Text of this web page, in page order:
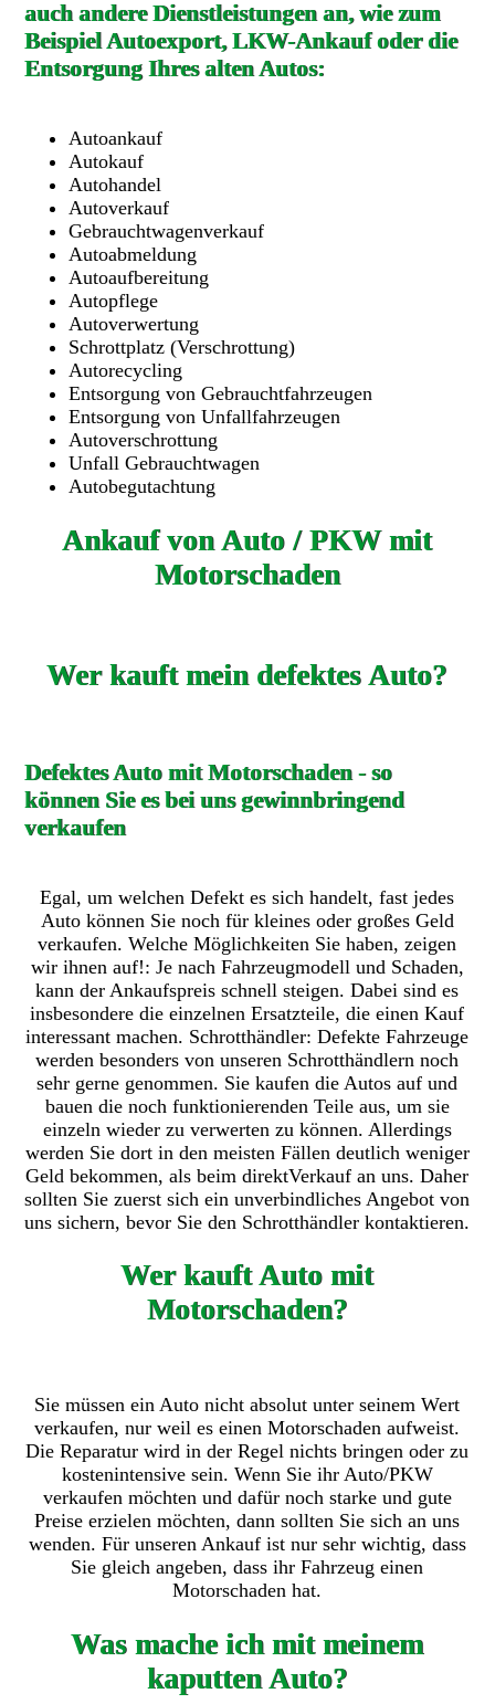
auch andere Dienstleistungen an, wie zum
Beispiel Autoexport, LKW-Ankauf oder die
Entsorgung Ihres alten Autos:
Autoankauf
Autokauf
Autohandel
Autoverkauf
Gebrauchtwagenverkauf
Autoabmeldung
Autoaufbereitung
Autopflege
Autoverwertung
Schrottplatz (Verschrottung)
Autorecycling
Entsorgung von Gebrauchtfahrzeugen
Entsorgung von Unfallfahrzeugen
Autoverschrottung
Unfall Gebrauchtwagen
Autobegutachtung
Ankauf von Auto / PKW mit
Motorschaden
Wer kauft mein defektes Auto?
Defektes Auto mit Motorschaden - so
können Sie es bei uns gewinnbringend
verkaufen
Egal, um welchen Defekt es sich handelt, fast jedes
Auto können Sie noch für kleines oder großes Geld
verkaufen. Welche Möglichkeiten Sie haben, zeigen
wir ihnen auf!: Je nach Fahrzeugmodell und Schaden,
kann der Ankaufspreis schnell steigen. Dabei sind es
insbesondere die einzelnen Ersatzteile, die einen Kauf
interessant machen. Schrotthändler: Defekte Fahrzeuge
werden besonders von unseren Schrotthändlern noch
sehr gerne genommen. Sie kaufen die Autos auf und
bauen die noch funktionierenden Teile aus, um sie
einzeln wieder zu verwerten zu können. Allerdings
werden Sie dort in den meisten Fällen deutlich weniger
Geld bekommen, als beim direktVerkauf an uns. Daher
sollten Sie zuerst sich ein unverbindliches Angebot von
uns sichern, bevor Sie den Schrotthändler kontaktieren.
Wer kauft Auto mit
Motorschaden?
Sie müssen ein Auto nicht absolut unter seinem Wert
verkaufen, nur weil es einen Motorschaden aufweist.
Die Reparatur wird in der Regel nichts bringen oder zu
kostenintensive sein. Wenn Sie ihr Auto/PKW
verkaufen möchten und dafür noch starke und gute
Preise erzielen möchten, dann sollten Sie sich an uns
wenden. Für unseren Ankauf ist nur sehr wichtig, dass
Sie gleich angeben, dass ihr Fahrzeug einen
Motorschaden hat.
Was mache ich mit meinem
kaputten Auto?